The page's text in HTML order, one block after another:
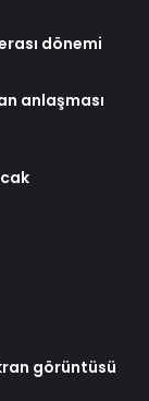
dönemi
anlaşması
görüntüsü